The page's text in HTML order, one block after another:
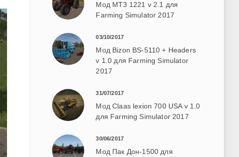
Мод МТЗ 1221 v 2.1 для
Farming Simulator 2017
03/10/2017
Мод Bizon BS-5110 + Headers
v 1.0 для Farming Simulator
2017
31/07/2017
Мод Claas lexion 700 USA v 1.0
для Farming Simulator 2017
30/06/2017
Мод Пак Дон-1500 для